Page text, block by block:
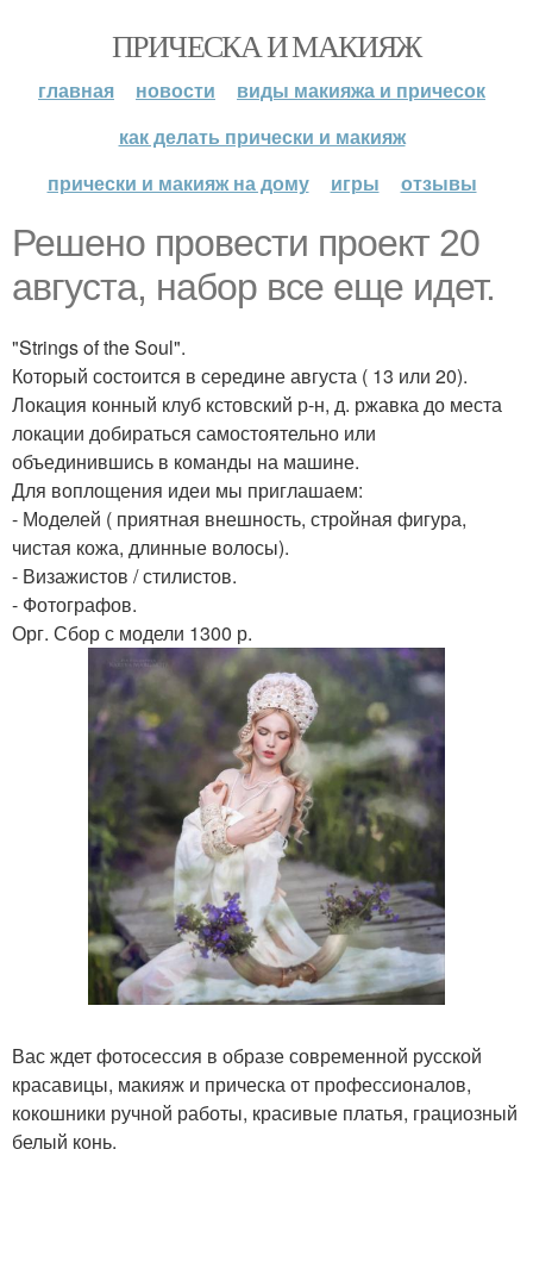
ПРИЧЕСКА И МАКИЯЖ
главная новости
виды макияжа и причесок
как делать прически и макияж
прически и макияж на дому
игры отзывы
Решено провести проект 20
августа, набор все еще идет.
"Strings of the Soul".
Который состоится в середине августа ( 13 или 20).
Локация конный клуб кстовский р-н, д. ржавка до места
локации добираться самостоятельно или
объединившись в команды на машине.
Для воплощения идеи мы приглашаем:
- Моделей ( приятная внешность, стройная фигура,
чистая кожа, длинные волосы).
- Визажистов / стилистов.
- Фотографов.
Орг. Сбор с модели 1300 р.
Вас ждет фотосессия в образе современной русской
красавицы, макияж и прическа от профессионалов,
кокошники ручной работы, красивые платья, грациозный
белый конь.